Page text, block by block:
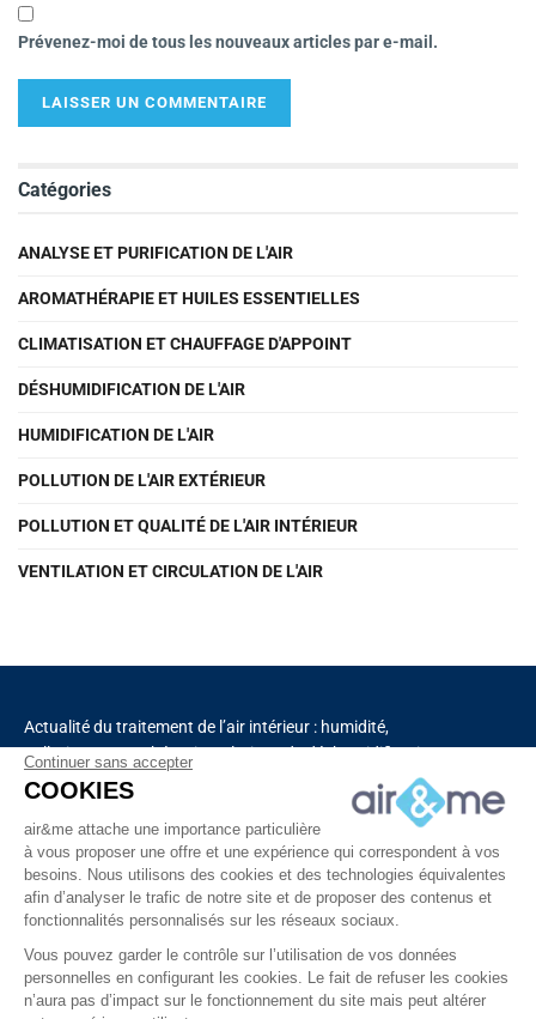
Prévenez-moi de tous les nouveaux articles par e-mail.
Catégories
ANALYSE ET PURIFICATION DE L'AIR
AROMATHÉRAPIE ET HUILES ESSENTIELLES
CLIMATISATION ET CHAUFFAGE D'APPOINT
DÉSHUMIDIFICATION DE L'AIR
HUMIDIFICATION DE L'AIR
POLLUTION DE L'AIR EXTÉRIEUR
POLLUTION ET QUALITÉ DE L'AIR INTÉRIEUR
VENTILATION ET CIRCULATION DE L'AIR
Actualité du traitement de l’air intérieur : humidité,
pollution, aromathérapie, solutions de déshumidification
et de purification de l’air, chauffage, ventilation,
Découvrez tous nos produits
Continuer sans accepter
COOKIES
air&me attache une importance particulière
à vous proposer une offre et une expérience qui correspondent à vos
besoins. Nous utilisons des cookies et des technologies équivalentes
afin d’analyser le trafic de notre site et de proposer des contenus et
fonctionnalités personnalisés sur les réseaux sociaux.
Vous pouvez garder le contrôle sur l’utilisation de vos données
personnelles en configurant les cookies. Le fait de refuser les cookies
n’aura pas d’impact sur le fonctionnement du site mais peut altérer